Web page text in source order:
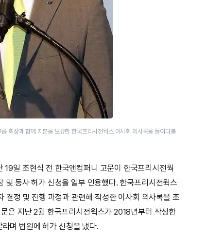
회장과 함께 지분을 보유한 한국프리시전웍스 이사회 의사록을 들여다볼
일 조현식 전 한국앤컴퍼니 고문이 한국프리시전웍
등사 허가 신청을 일부 인용했다. 한국프리시전웍스
정 및 진행 과정과 관련해 작성한 이사회 의사록을 조
은 지난 2월 한국프리시전웍스가 2018년부터 작성한
며 법원에 허가 신청을 냈다.